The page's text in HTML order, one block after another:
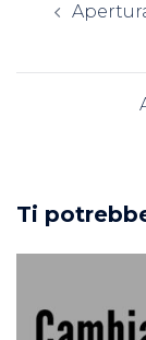
articolo
Ti